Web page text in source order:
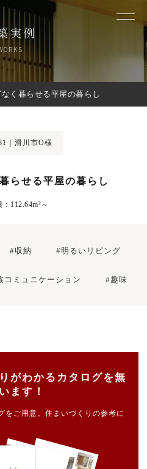
実例
く暮らせる平屋の暮らし
｜滑川市O様
らせる平屋の暮らし
112.64m²～
#収納 #明るいリビング
コミュニケーション #趣味
がわかるカタログを無
ます！
をご用意。住まいづくりの参考に